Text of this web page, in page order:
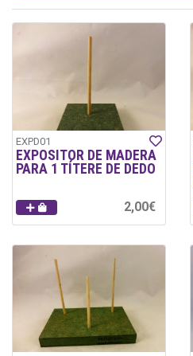
EXPD01
EXPOSITOR DE MADERA
PARA 1 TÍTERE DE DEDO
2,00€